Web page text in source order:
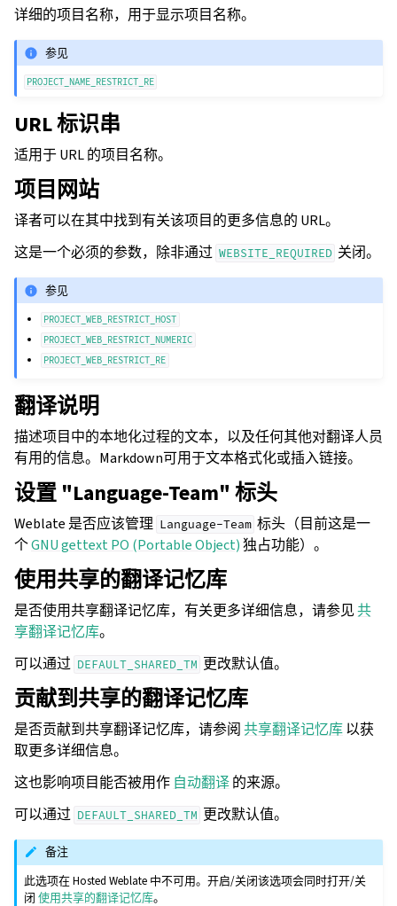
详细的项目名称，用于显示项目名称。
参见
PROJECT_NAME_RESTRICT_RE
URL 标识串
适用于 URL 的项目名称。
项目网站
译者可以在其中找到有关该项目的更多信息的 URL。
这是一个必须的参数，除非通过 WEBSITE_REQUIRED 关闭。
参见
PROJECT_WEB_RESTRICT_HOST
PROJECT_WEB_RESTRICT_NUMERIC
PROJECT_WEB_RESTRICT_RE
翻译说明
描述项目中的本地化过程的文本，以及任何其他对翻译人员
有用的信息。Markdown可用于文本格式化或插入链接。
设置 "Language-Team" 标头
Weblate 是否应该管理 Language-Team 标头（目前这是一
个GNU gettext PO (Portable Object)独占功能）。
使用共享的翻译记忆库
是否使用共享翻译记忆库，有关更多详细信息，请参见共
享翻译记忆库。
可以通过 DEFAULT_SHARED_TM 更改默认值。
贡献到共享的翻译记忆库
是否贡献到共享翻译记忆库，请参阅 共享翻译记忆库以获
取更多详细信息。
这也影响项目能否被用作 自动翻译的来源。
可以通过 DEFAULT_SHARED_TM 更改默认值。
备注
此选项在 Hosted Weblate 中不可用。开启/关闭该选项会同时打开/关
闭使用共享的翻译记忆库。